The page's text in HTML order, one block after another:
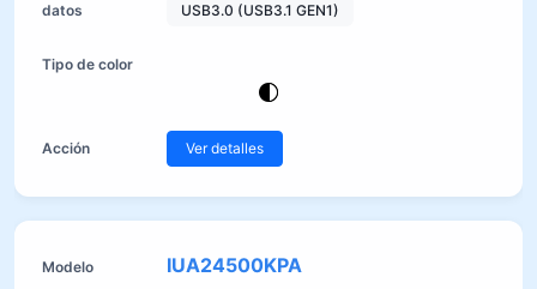
USB3.0 (USB3.1 GEN1)
Ver detalles
IUA24500KPA